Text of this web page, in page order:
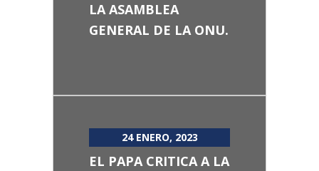
LA ASAMBLEA
GENERAL DE LA ONU.
24 ENERO, 2023
EL PAPA CRITICA A LA